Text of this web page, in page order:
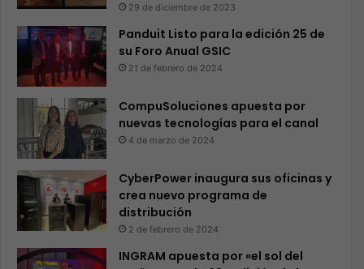
29 de diciembre de 2023
Panduit Listo para la edición 25 de
su Foro Anual GSIC
21 de febrero de 2024
CompuSoluciones apuesta por
nuevas tecnologías para el canal
4 de marzo de 2024
CyberPower inaugura sus oficinas y
crea nuevo programa de
distribución
2 de febrero de 2024
INGRAM apuesta por «el sol del